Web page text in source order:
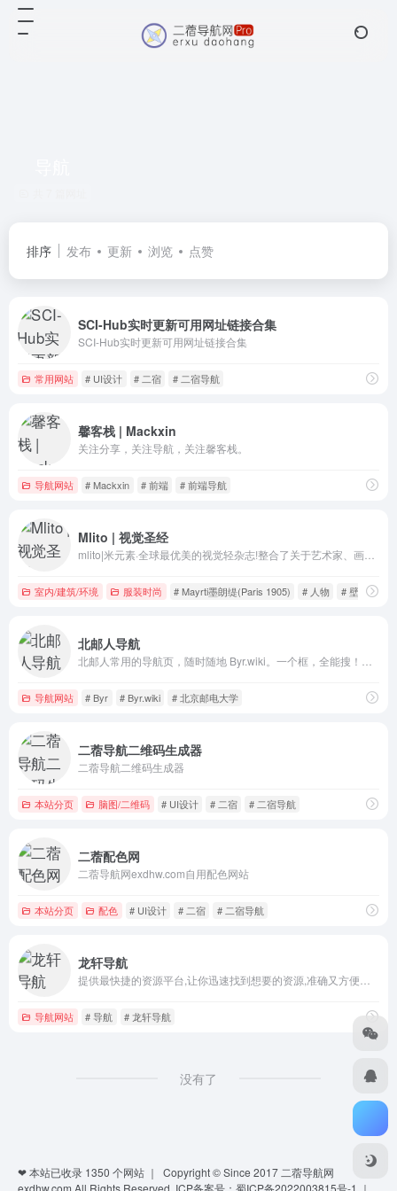
排序 发布 更新 浏览 点赞
SCI-Hub实时更新可用网址链接合集
SCI-Hub实时更新可用网址链接合集
常用网站 # UI设计 # 二宿 # 二宿导航
馨客栈 | Mackxin
关注分享，关注导航，关注馨客栈。
导航网站 # Mackxin # 前端 # 前端导航
Mlito | 视觉圣经
室内/建筑/环境 服装时尚 # Mayrti墨朗缇(Paris 1905) # 人物 # 壁纸
北邮人导航
导航网站 # Byr # Byr.wiki # 北京邮电大学
二蓿导航二维码生成器
二蓿导航二维码生成器
本站分页 脑图/二维码 # UI设计 # 二宿 # 二宿导航
二蓿配色网
二蓿导航网exdhw.com自用配色网站
本站分页 配色 # UI设计 # 二宿 # 二宿导航
龙轩导航
导航网站 # 导航 # 龙轩导航
没有了
❤ 本站已收录 1350 个网站 ｜ Copyright © Since 2017 二蓿导航网
exdhw.com All Rights Reserved. ICP备案号：蜀ICP备2022003815号-1 ｜